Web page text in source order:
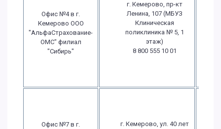
Офис №4 в г.
Кемерово ООО
"АльфаСтрахование-
ОМС" филиал
"Сибирь"
г. Кемерово, пр-кт
Ленина, 107 (МБУЗ
Клиническая
поликлиника № 5, 1
этаж)
8 800 555 10 01
Офис №7 в г.
г. Кемерово, ул. 40 лет